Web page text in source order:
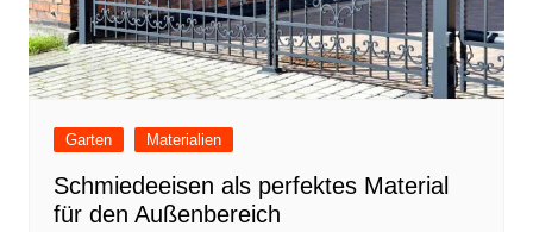
Garten Materialien
Schmiedeeisen als perfektes Material
für den Außenbereich